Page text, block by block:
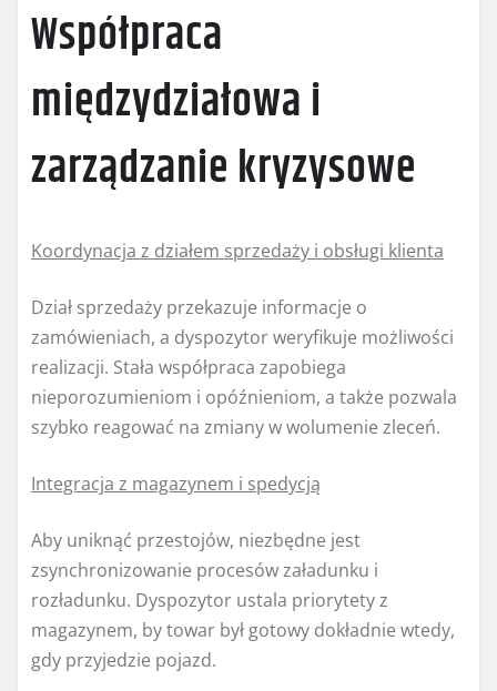
Współpraca
międzydziałowa i
zarządzanie kryzysowe
Koordynacja z działem sprzedaży i obsługi klienta
Dział sprzedaży przekazuje informacje o
zamówieniach, a dyspozytor weryfikuje możliwości
realizacji. Stała współpraca zapobiega
nieporozumieniom i opóźnieniom, a także pozwala
szybko reagować na zmiany w wolumenie zleceń.
Integracja z magazynem i spedycją
Aby uniknąć przestojów, niezbędne jest
zsynchronizowanie procesów załadunku i
rozładunku. Dyspozytor ustala priorytety z
magazynem, by towar był gotowy dokładnie wtedy,
gdy przyjedzie pojazd.